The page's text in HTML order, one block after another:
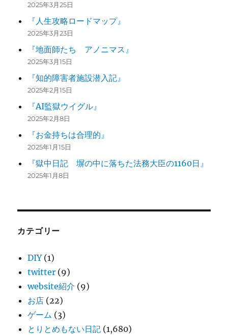
2025年3月25日
『人生攻略ロードマップ』
2025年3月23日
『地面師たち アノニマス』
2025年3月15日
『知的障害者施設潜入記』
2025年2月15日
『AI監獄ウイグル』
2025年2月8日
『お金持ちは合理的』
2025年1月15日
『獄中日記 塀の中に落ちた法務大臣の1160日』
2025年1月8日
カテゴリー
DIY(1)
twitter (9)
website紹介 (9)
お店 (22)
ゲーム (3)
とりとめもない日記 (1,680)